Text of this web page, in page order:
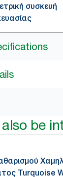
συσκευή
be
Turquoise